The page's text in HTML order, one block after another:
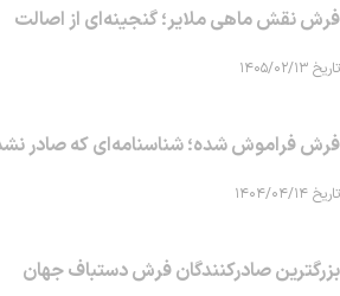
فرش نقش ماهی‌ ملایر؛ گنجینه‌ای از اصالت
تاریخ ۱۴۰۵/۰۲/۱۳
فرش فراموش شده؛ شناسنامه‌ای که صادر
تاریخ ۱۴۰۴/۰۴/۱۴
بزرگترین صادرکنندگان فرش دستباف جهان